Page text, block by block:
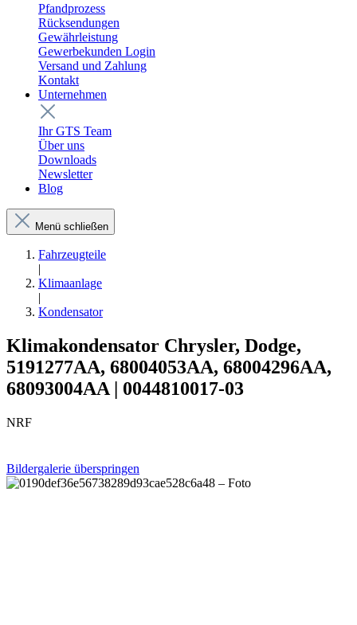
Pfandprozess
Rücksendungen
Gewährleistung
Gewerbekunden Login
Versand und Zahlung
Kontakt
Unternehmen
Ihr GTS Team
Über uns
Downloads
Newsletter
Blog
Menü schließen
Fahrzeugteile
|
Klimaanlage
|
Kondensator
Klimakondensator Chrysler, Dodge,
5191277AA, 68004053AA, 68004296AA,
68093004AA | 0044810017-03
NRF
Bildergalerie überspringen